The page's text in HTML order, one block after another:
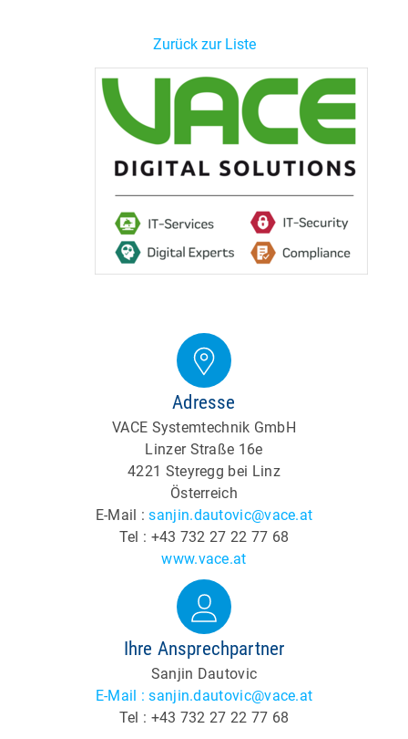
Zurück zur Liste
Adresse
VACE Systemtechnik GmbH
Linzer Straße 16e
4221 Steyregg bei Linz
Österreich
E-Mail :sanjin.dautovic@vace.at
Tel : +43 732 27 22 77 68
www.vace.at
Ihre Ansprechpartner
Sanjin Dautovic
E-Mail : sanjin.dautovic@vace.at
Tel : +43 732 27 22 77 68